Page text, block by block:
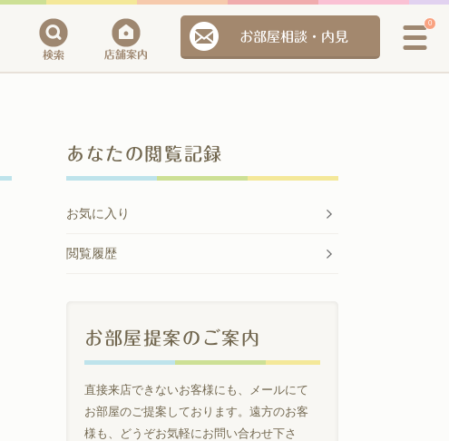
お部屋相談・内見
0
あなたの閲覧記録
お気に入り
閲覧履歴
お部屋提案のご案内
直接来店できないお客様にも、メールにて
お部屋のご提案しております。遠方のお客
様も、どうぞお気軽にお問い合わせ下さ